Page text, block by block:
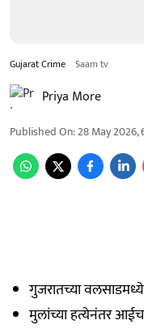
Gujarat Crime Saam tv
Priya More
Published On:28 May 2026,
गुजरातच्या
मुलांच्या हत्येनंतर